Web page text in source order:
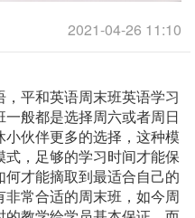
2021-04-26 11:10
平和英语周末班英语学习
般都是选择周六或者周日
伙伴更多的选择，这种模
，足够的学习时间才能保
才能摘取到最适合自己的
常合适的周末班，如今周